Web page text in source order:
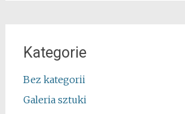
Kategorie
Bez kategorii
Galeria sztuki